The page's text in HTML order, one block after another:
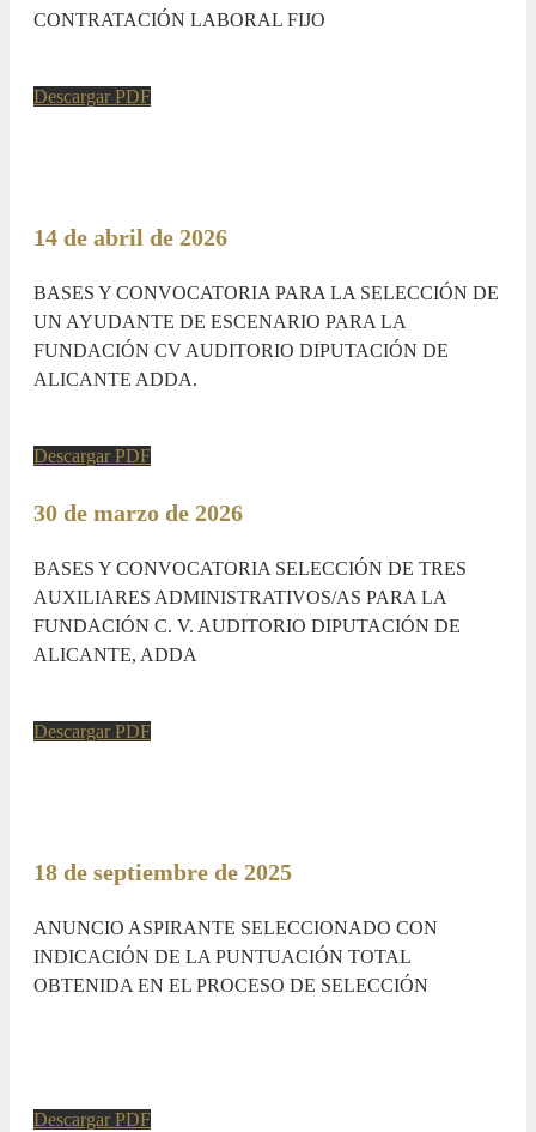
CONTRATACIÓN LABORAL FIJO
Descargar PDF
14 de abril de 2026
BASES Y CONVOCATORIA PARA LA SELECCIÓN DE
UN AYUDANTE DE ESCENARIO PARA LA
FUNDACIÓN CV AUDITORIO DIPUTACIÓN DE
ALICANTE ADDA.
Descargar PDF
30 de marzo de 2026
BASES Y CONVOCATORIA SELECCIÓN DE TRES
AUXILIARES ADMINISTRATIVOS/AS PARA LA
FUNDACIÓN C. V. AUDITORIO DIPUTACIÓN DE
ALICANTE, ADDA
Descargar PDF
18 de septiembre de 2025
ANUNCIO ASPIRANTE SELECCIONADO CON
INDICACIÓN DE LA PUNTUACIÓN TOTAL
OBTENIDA EN EL PROCESO DE SELECCIÓN
Descargar PDF